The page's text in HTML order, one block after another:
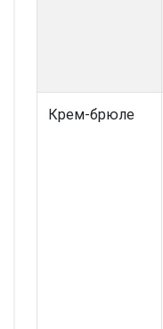
Крем-брюле